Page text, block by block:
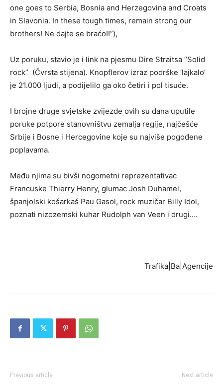
one goes to Serbia, Bosnia and Herzegovina and Croats
in Slavonia. In these tough times, remain strong our
brothers! Ne dajte se braćo!!”),
Uz poruku, stavio je i link na pjesmu Dire Straitsa “Solid
rock” (Čvrsta stijena). Knopflerov izraz podrške ‘lajkalo’
je 21.000 ljudi, a podijelilo ga oko četiri i pol tisuće.
I brojne druge svjetske zvijezde ovih su dana uputile
poruke potpore stanovništvu zemalja regije, najčešće
Srbije i Bosne i Hercegovine koje su najviše pogođene
poplavama.
Među njima su bivši nogometni reprezentativac
Francuske Thierry Henry, glumac Josh Duhamel,
španjolski košarkaš Pau Gasol, rock muzičar Billy Idol,
poznati nizozemski kuhar Rudolph van Veen i drugi….
Trafika|Ba|Agencije
Previous article Next article